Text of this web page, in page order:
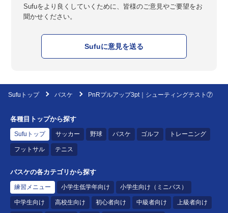
Sufuをより良くしていくために、皆様のご意見やご要望をお
聞かせください。
Sufuに意見を送る
Sufuトップ バスケ PnRプルアップ3pt｜シューティングテスト⑦
各種目トップから探す
Sufuトップ サッカー 野球 バスケ ゴルフ トレーニング
フットサル テニス
バスケの各カテゴリから探す
練習メニュー 小学生低学年向け 小学生向け（ミニバス）
中学生向け 高校生向け 初心者向け 中級者向け 上級者向け